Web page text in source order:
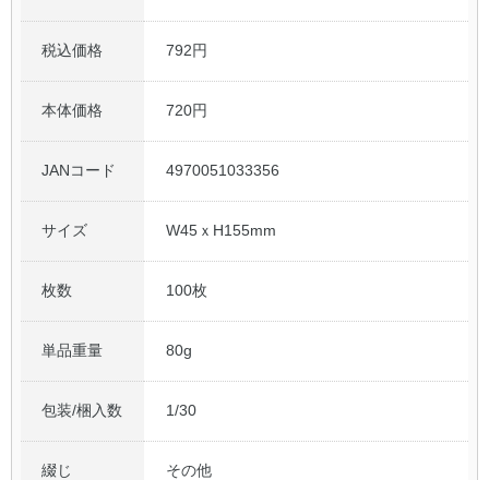
税込価格 792円
本体価格 720円
JANコード 4970051033356
サイズ W45ｘH155mm
枚数 100枚
単品重量 80g
包装/梱入数 1/30
綴じ その他